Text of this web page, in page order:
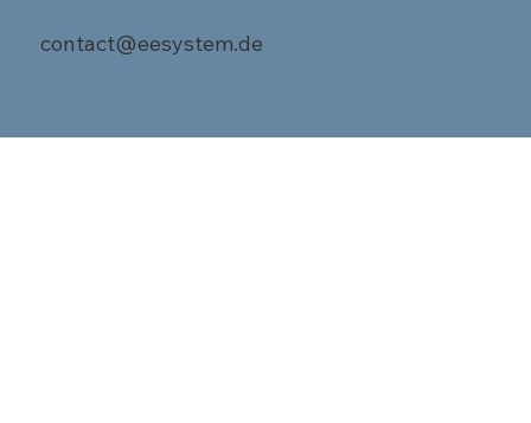
contact@eesystem.de